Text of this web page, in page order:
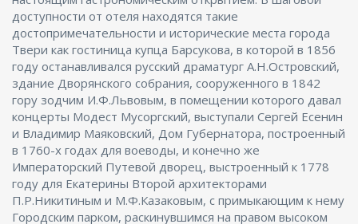
доступности от отеля находятся такие
достопримечательности и исторические места города
Твери как гостиница купца Барсукова, в которой в 1856
году останавливался русский драматург А.Н.Островский,
здание Дворянского собрания, сооруженного в 1842
гору зодчим И.Ф.Львовым, в помещении которого давал
концерты Модест Мусоргский, выступали Сергей Есенин
и Владимир Маяковский, Дом Губернатора, построенный
в 1760-х годах для воеводы, и конечно же
Императорский Путевой дворец, выстроенный к 1778
году для Екатерины Второй архитекторами
П.Р.Никитиным и М.Ф.Казаковым, с примыкающим к нему
Городским парком, раскинувшимся на правом высоком